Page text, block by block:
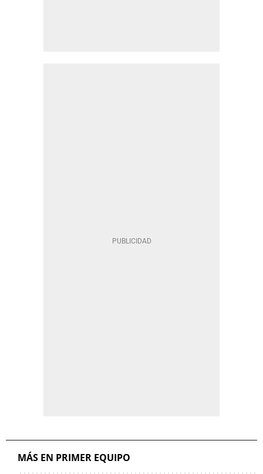
MÁS EN PRIMER EQUIPO